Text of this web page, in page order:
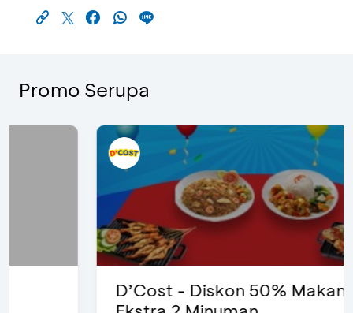
Promo Serupa
D’Cost - Diskon 50% Makanan &